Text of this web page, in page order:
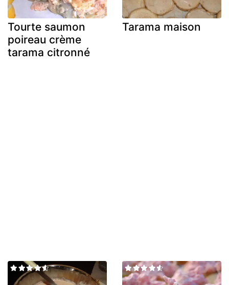
Tourte saumon
poireau crème
tarama citronné
Tarama maison